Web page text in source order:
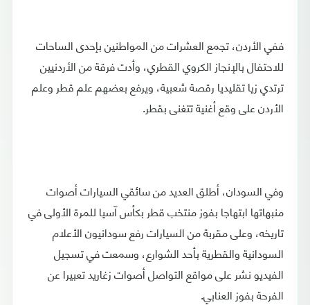
ففي الأردن، تجمع العشرات من المواطنين بإحدى الساحات
للاحتفال بالإنجاز الكروي القطري، وأدت فرقة من الأردنيين
ترتدي زيا تقليديا رقصة شعبية، ويرفع بعضهم علم قطر وعلم
الأردن على وقع أغنية تتغنى بقطر.
وفي السودان، أطلق العديد من سائقي السيارات أصوات
منبهاتها ابتهاجا بفوز منتخب قطر بكأس آسيا للمرة الأولى في
تاريخه، وعلى مقربة من السيارات رفع سودانيون الأعلام
السودانية والقطرية بأحد الشوارع، وسمعت في تسجيل
الفيديو نشر على مواقع التواصل أصوات زغاريد تعبيرا عن
الفرحة بفوز العنابي.